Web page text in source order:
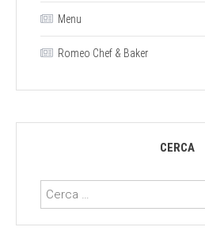
Menu
Romeo Chef & Baker
CERCA